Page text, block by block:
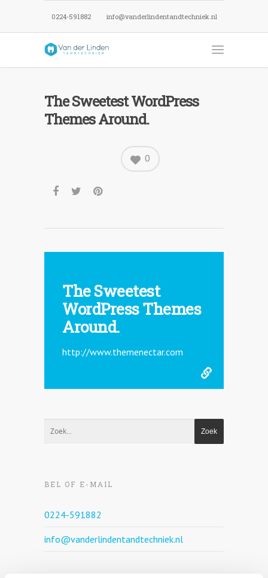
0224-591882 info@vanderlindentandtechniek.nl
The Sweetest WordPress
Themes Around.
0
The Sweetest
WordPress Themes
Around.
http://www.themenectar.com
BEL OF E-MAIL
0224-591882
info@vanderlindentandtechniek.nl